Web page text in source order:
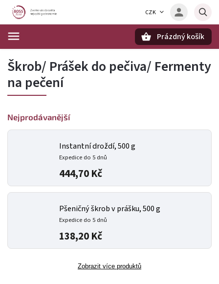
CZK
Prázdný košík
Škrob/ Prášek do pečiva/ Fermenty
na pečení
Nejprodávanější
Instantní droždí, 500 g
Expedice do 5 dnů
444,70 Kč
Pšeničný škrob v prášku, 500 g
Expedice do 5 dnů
138,20 Kč
Zobrazit více produktů